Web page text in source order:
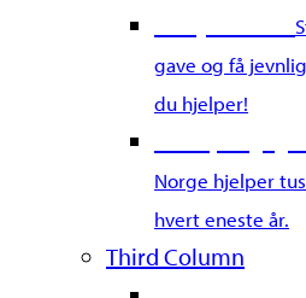
gave og få
du hjelper!
Norge hjelper
hvert eneste år.
Third Column